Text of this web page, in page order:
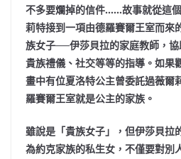
不多要爛掉的信件……故事就從這
莉特接到一項由德羅賽爾王室而來
族女子──伊莎貝拉的家庭教師，
貴族禮儀、社交等等的指導。如果
畫中有位夏洛特公主曾委託過薇爾
羅賽爾王室就是公主的家族。
雖說是「貴族女子」，但伊莎貝拉
為約克家族的私生女，不僅要對別